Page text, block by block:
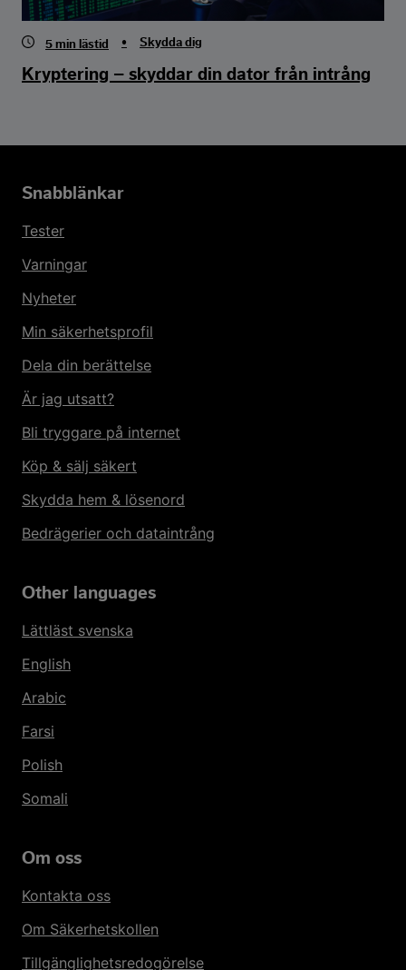
5 min lästid • Skydda dig
Kryptering – skyddar din dator från intrång
Snabblänkar
Tester
Varningar
Nyheter
Min säkerhetsprofil
Dela din berättelse
Är jag utsatt?
Bli tryggare på internet
Köp & sälj säkert
Skydda hem & lösenord
Bedrägerier och dataintrång
Other languages
Lättläst svenska
English
Arabic
Farsi
Polish
Somali
Om oss
Kontakta oss
Om Säkerhetskollen
Tillgänglighetsredogörelse